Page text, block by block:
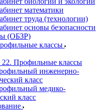
математики
труда (технологии)
основы безопасности
(ОБЗР)
классы
22. Профильные классы
инженерно-
класс
медико-
класс